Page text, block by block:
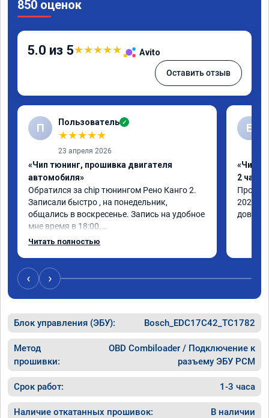
850 оценок
5.0 из 5★★★★★ Avito
Оставить отзыв
П Пользователь ✓
★★★★★
23 апреля 2026
«Чип тюнинг, прошивка двигателя
автомобиля»
Обратился за chip тюнингом Рено Канго 2.
Записали быстро , на понедельник,
общались в воскресенье. Запись на удобное
мне время в 18:00.
Работу выполнили за 30 минут,
Читать полностью
Е
«Чип
2 часа»
2021
‹ ›
Блок управления (ЭБУ): Bosch_EDC17C42_TC1782
Метод
прошивки:
OBD Combiloader / Подключение к
разъему ЭБУ PCM
Срок работ: 1-3 часа
Наличие откатанных прошивок: В наличии